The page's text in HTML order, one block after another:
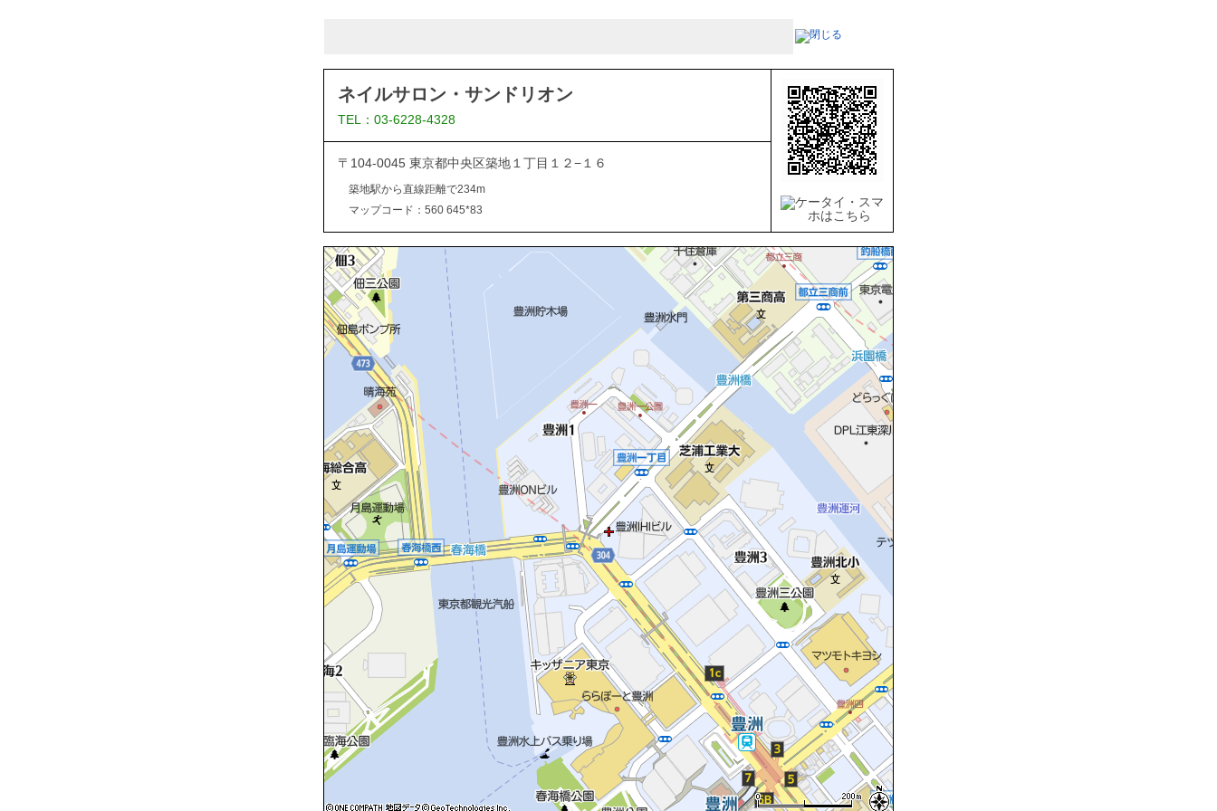
ネイルサロン・サンドリオン
TEL：03-6228-4328
〒104-0045 東京都中央区築地１丁目１２−１６
築地駅から直線距離で234m
マップコード：560 645*83